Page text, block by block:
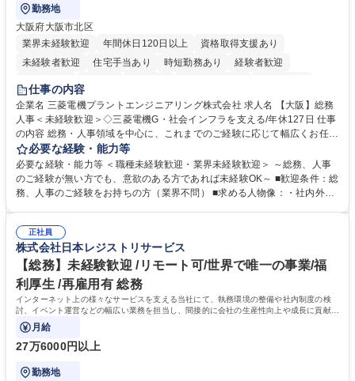
勤務地
大阪府大阪市北区
業界未経験歓迎
年間休日120日以上
資格取得支援あり
未経験者歓迎
住宅手当あり 時短勤務あり
経験者歓迎
退職金あり
駅近5分以内
土日祝休み 服装自由 寮・社宅あり 食事補助あり
仕事の内容
企業名 三菱電機プラントエンジニアリング株式会社 求人名 【大阪】総務
人事＜未経験歓迎＞◇三菱電機G・社会インフラを支える/年休127日 仕事
の内容 総務・人事領域を中心に、これまでのご経験に応じて幅広くお任せ
します。 ＜具体的には＞ ・総務/人事労務（給与・社保・勤怠管理など）
・採用・教育研修 ・福利厚生運用 など ※基本的には事務所勤務ですが、
採用や教育等の業務内容により、関西圏以外への日帰り・宿泊を伴う国内
出張もございます。 ※担当業務を持ちつつ、お互いに助け合いながら、総
必要な経験・能力等
必要な経験・能力等 ＜職種未経験歓迎・業界未経験歓迎＞ ～総務、人事
のご経験が無い方でも、意欲のある方であれば未経験OK～ ■歓迎条件：総
務、人事のご経験をお持ちの方（業界不問） ■求める人物像：・社内外の
正社員
株式会社日本レジストリサービス
【総務】未経験歓迎 /リモート可/世界で唯一の事業/福
利厚生 /再雇用有 総務
インターネット上の様々なサービスを支える当社にて、執務環境の整備や社内制度の検
討、イベント運営などの幅広い業務を担当し、間接的に会社の生産性向上や成長に貢献し
ている部署です。
月給
27万6000円以上
勤務地